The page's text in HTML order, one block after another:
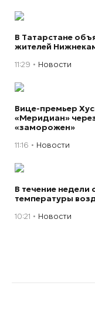
В Татарстане
жителей
11:29 Новости
Вице-премьер
«Меридиан»
«заморожен»
11:16 Новости
В течение
температуры
10:21 Новости